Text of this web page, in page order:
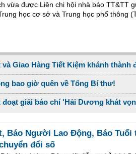
vừa được Liên chi hội nhà báo TT&TT
học cơ sở và Trung học phổ thông
và Giao Hàng Tiết Kiệm khánh
bao giờ quên về Tổng Bí thư!
đoạt giải báo chí 'Hải Dương khát
Báo Người Lao Động, Báo
đổi số